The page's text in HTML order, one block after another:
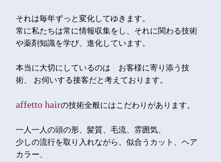
それは毎年ずっと変化してゆきます。
常に私たちは常に情報収集をし、それに関わる技術
や薬剤知識を学び、進化しています。
本当に大切にしているのは お客様に寄り添う技
術、
お伺いする接客だと考えております。
affetto hairの技術全般にはこだわりがあります。
一人一人の頭の形、髪質、毛流、雰囲気、
少しの流行を取り入れながら、似合うカット、ヘア
カラー、